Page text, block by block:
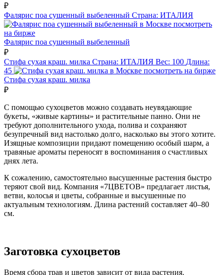
₽
Фалярис поа сушенный выбеленный Страна: ИТАЛИЯ
посмотреть
на бирже
Фалярис поа сушенный выбеленный
₽
Стифа сухая краш. милка Страна: ИТАЛИЯ Вес: 100 Длина:
45
посмотреть на бирже
Стифа сухая краш. милка
₽
С помощью сухоцветов можно создавать неувядающие
букеты, «живые картины» и растительные панно. Они не
требуют дополнительного ухода, полива и сохраняют
безупречный вид настолько долго, насколько вы этого хотите.
Изящные композиции придают помещению особый шарм, а
травяные ароматы переносят в воспоминания о счастливых
днях лета.
К сожалению, самостоятельно высушенные растения быстро
теряют свой вид. Компания «7ЦВЕТОВ» предлагает листья,
ветви, колосья и цветы, собранные и высушенные по
актуальным технологиям. Длина растений составляет 40–80
см.
Заготовка сухоцветов
Время сбора трав и цветов зависит от вида растения.